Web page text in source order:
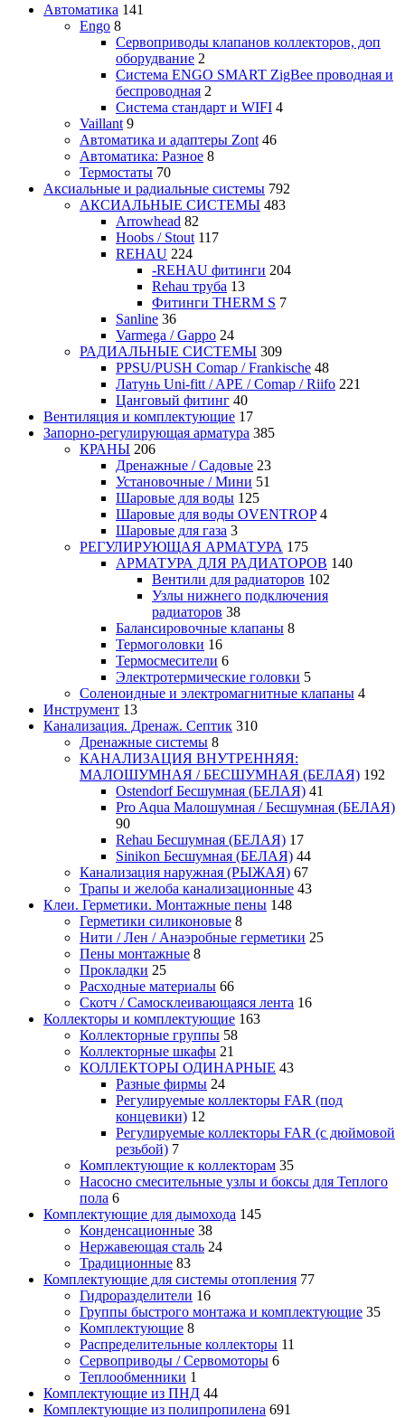
Автоматика 141
Engo 8
Сервоприводы клапанов коллекторов, доп
оборудвание 2
Система ENGO SMART ZigBee проводная и
беспроводная 2
Система стандарт и WIFI 4
Vaillant 9
Автоматика и адаптеры Zont 46
Автоматика: Разное 8
Термостаты 70
Аксиальные и радиальные системы 792
АКСИАЛЬНЫЕ СИСТЕМЫ 483
Arrowhead 82
Hoobs / Stout 117
REHAU 224
-REHAU фитинги 204
Rehau труба 13
Фитинги THERM S 7
Sanline 36
Varmega / Gappo 24
РАДИАЛЬНЫЕ СИСТЕМЫ 309
PPSU/PUSH Comap / Frankische 48
Латунь Uni-fitt / APE / Comap / Riifo 221
Цанговый фитинг 40
Вентиляция и комплектующие 17
Запорно-регулирующая арматура 385
КРАНЫ 206
Дренажные / Садовые 23
Установочные / Мини 51
Шаровые для воды 125
Шаровые для воды OVENTROP 4
Шаровые для газа 3
РЕГУЛИРУЮЩАЯ АРМАТУРА 175
АРМАТУРА ДЛЯ РАДИАТОРОВ 140
Вентили для радиаторов 102
Узлы нижнего подключения
радиаторов 38
Балансировочные клапаны 8
Термоголовки 16
Термосмесители 6
Электротермические головки 5
Соленоидные и электромагнитные клапаны 4
Инструмент 13
Канализация. Дренаж. Септик 310
Дренажные системы 8
КАНАЛИЗАЦИЯ ВНУТРЕННЯЯ:
МАЛОШУМНАЯ / БЕСШУМНАЯ (БЕЛАЯ) 192
Ostendorf Бесшумная (БЕЛАЯ) 41
Pro Aqua Малошумная / Бесшумная (БЕЛАЯ)
90
Rehau Бесшумная (БЕЛАЯ) 17
Sinikon Бесшумная (БЕЛАЯ) 44
Канализация наружная (РЫЖАЯ) 67
Трапы и желоба канализационные 43
Клеи. Герметики. Монтажные пены 148
Герметики силиконовые 8
Нити / Лен / Анаэробные герметики 25
Пены монтажные 8
Прокладки 25
Расходные материалы 66
Скотч / Самосклеивающаяся лента 16
Коллекторы и комплектующие 163
Коллекторные группы 58
Коллекторные шкафы 21
КОЛЛЕКТОРЫ ОДИНАРНЫЕ 43
Разные фирмы 24
Регулируемые коллекторы FAR (под
концевики) 12
Регулируемые коллекторы FAR (с дюймовой
резьбой) 7
Комплектующие к коллекторам 35
Насосно смесительные узлы и боксы для Теплого
пола 6
Комплектующие для дымохода 145
Конденсационные 38
Нержавеющая сталь 24
Традиционные 83
Комплектующие для системы отопления 77
Гидроразделители 16
Группы быстрого монтажа и комплектующие 35
Комплектующие 8
Распределительные коллекторы 11
Сервоприводы / Сервомоторы 6
Теплообменники 1
Комплектующие из ПНД 44
Комплектующие из полипропилена 691